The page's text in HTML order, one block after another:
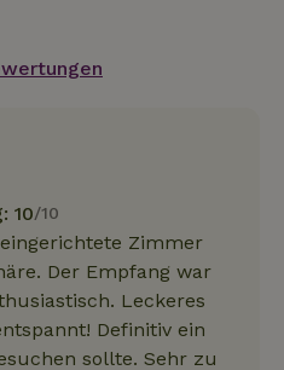
10/10
Zimmer
Der Empfang war
Leckeres
Definitiv ein
sollte. Sehr zu